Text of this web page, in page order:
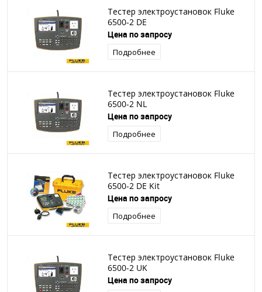
Тестер электроустановок Fluke
6500-2 DE
Цена по запросу
Подробнее
Тестер электроустановок Fluke
6500-2 NL
Цена по запросу
Подробнее
Тестер электроустановок Fluke
6500-2 DE Kit
Цена по запросу
Подробнее
Тестер электроустановок Fluke
6500-2 UK
Цена по запросу